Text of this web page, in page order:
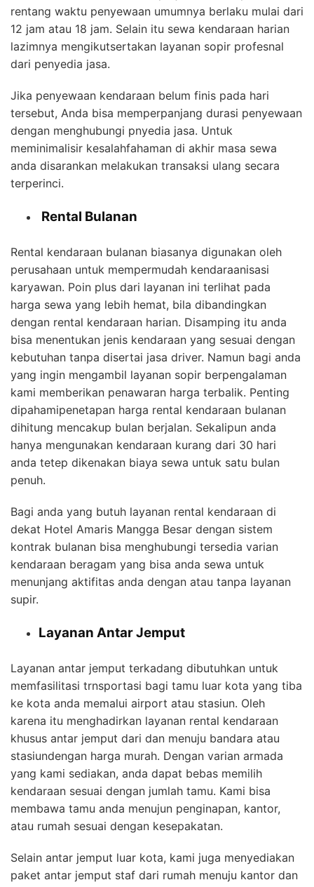
rentang waktu penyewaan umumnya berlaku mulai dari
12 jam atau 18 jam. Selain itu sewa kendaraan harian
lazimnya mengikutsertakan layanan sopir profesnal
dari penyedia jasa.
Jika penyewaan kendaraan belum finis pada hari
tersebut, Anda bisa memperpanjang durasi penyewaan
dengan menghubungi pnyedia jasa. Untuk
meminimalisir kesalahfahaman di akhir masa sewa
anda disarankan melakukan transaksi ulang secara
terperinci.
Rental Bulanan
Rental kendaraan bulanan biasanya digunakan oleh
perusahaan untuk mempermudah kendaraanisasi
karyawan. Poin plus dari layanan ini terlihat pada
harga sewa yang lebih hemat, bila dibandingkan
dengan rental kendaraan harian. Disamping itu anda
bisa menentukan jenis kendaraan yang sesuai dengan
kebutuhan tanpa disertai jasa driver. Namun bagi anda
yang ingin mengambil layanan sopir berpengalaman
kami memberikan penawaran harga terbalik. Penting
dipahamipenetapan harga rental kendaraan bulanan
dihitung mencakup bulan berjalan. Sekalipun anda
hanya mengunakan kendaraan kurang dari 30 hari
anda tetep dikenakan biaya sewa untuk satu bulan
penuh.
Bagi anda yang butuh layanan rental kendaraan di
dekat Hotel Amaris Mangga Besar dengan sistem
kontrak bulanan bisa menghubungi tersedia varian
kendaraan beragam yang bisa anda sewa untuk
menunjang aktifitas anda dengan atau tanpa layanan
supir.
Layanan Antar Jemput
Layanan antar jemput terkadang dibutuhkan untuk
memfasilitasi trnsportasi bagi tamu luar kota yang tiba
ke kota anda memalui airport atau stasiun. Oleh
karena itu menghadirkan layanan rental kendaraan
khusus antar jemput dari dan menuju bandara atau
stasiundengan harga murah. Dengan varian armada
yang kami sediakan, anda dapat bebas memilih
kendaraan sesuai dengan jumlah tamu. Kami bisa
membawa tamu anda menujun penginapan, kantor,
atau rumah sesuai dengan kesepakatan.
Selain antar jemput luar kota, kami juga menyediakan
paket antar jemput staf dari rumah menuju kantor dan